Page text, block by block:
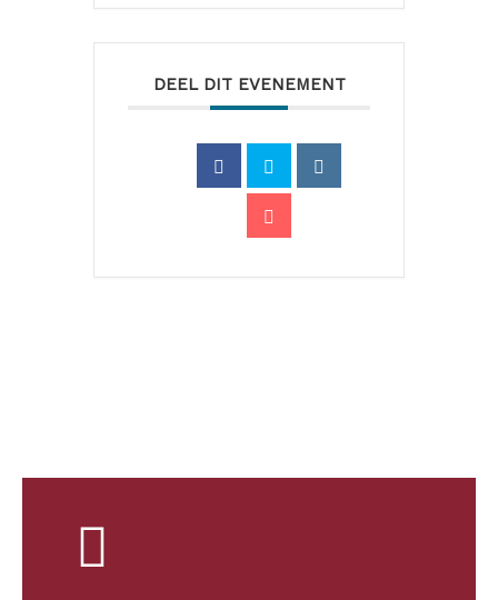
DEEL DIT EVENEMENT